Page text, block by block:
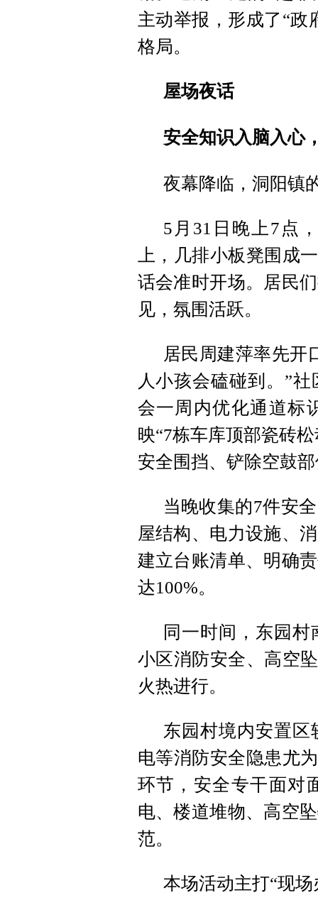
主动举报，形成了“政
格局。
屋场夜话
安全知识入脑入心
夜幕降临，洞阳镇
5月31日晚上7点
上，几排小板凳围成
话会准时开场。居民
见，氛围活跃。
居民周建萍率先开
人小孩会磕碰到。”
会一周内优化通道标
映“7栋车库顶部瓷砖
安全围挡、铲除空鼓
当晚收集的7件安
屋结构、电力设施、
建立台账清单、明确
达100%。
同一时间，东园
小区消防安全、高空
火热进行。
东园村境内安置
电等消防安全隐患尤
环节，安全专干面对
电、楼道堆物、高空
范。
本场活动主打“现